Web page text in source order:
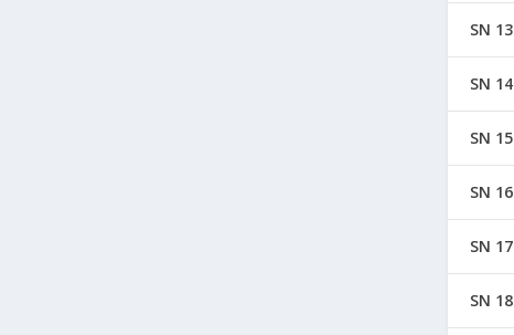
SN 13
SN 14
SN 15
SN 16
SN 17
SN 18